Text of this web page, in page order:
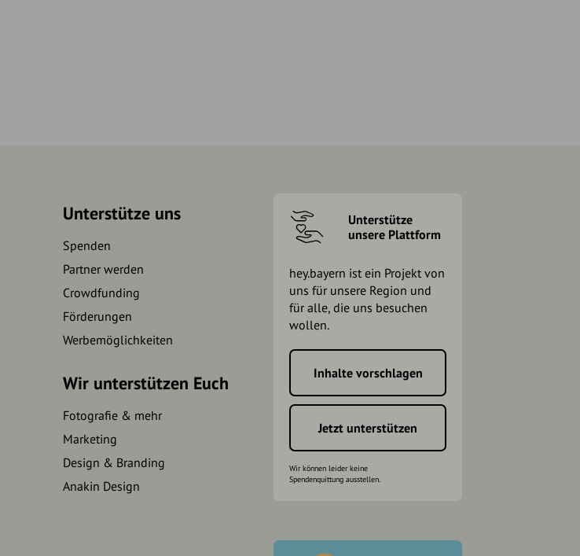
Unterstütze uns
Spenden
Partner werden
Crowdfunding
Förderungen
Werbemöglichkeiten
Wir unterstützen Euch
Fotografie & mehr
Marketing
Design & Branding
Anakin Design
Unterstütze
unsere Plattform
hey.bayern ist ein Projekt von
uns für unsere Region und
für alle, die uns besuchen
wollen.
Inhalte vorschlagen
Jetzt unterstützen
Wir können leider keine
Spendenquittung ausstellen.